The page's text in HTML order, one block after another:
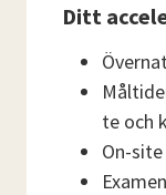
Ditt
te och
On-